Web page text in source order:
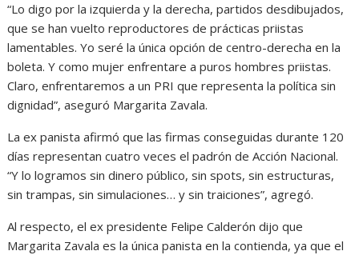
“Lo digo por la izquierda y la derecha, partidos desdibujados,
que se han vuelto reproductores de prácticas priistas
lamentables. Yo seré la única opción de centro-derecha en la
boleta. Y como mujer enfrentare a puros hombres priistas.
Claro, enfrentaremos a un PRI que representa la política sin
dignidad”, aseguró Margarita Zavala.
La ex panista afirmó que las firmas conseguidas durante 120
días representan cuatro veces el padrón de Acción Nacional.
“Y lo logramos sin dinero público, sin spots, sin estructuras,
sin trampas, sin simulaciones… y sin traiciones”, agregó.
Al respecto, el ex presidente Felipe Calderón dijo que
Margarita Zavala es la única panista en la contienda, ya que el